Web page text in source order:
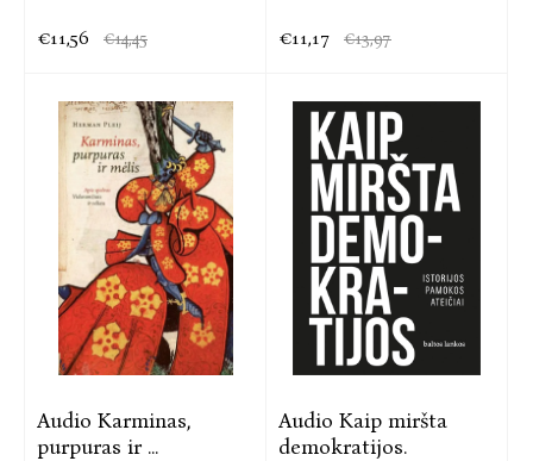
€11,56 €14,45 €11,17 €13,97
Audio Karminas,
purpuras ir ...
Audio Kaip miršta
demokratijos.